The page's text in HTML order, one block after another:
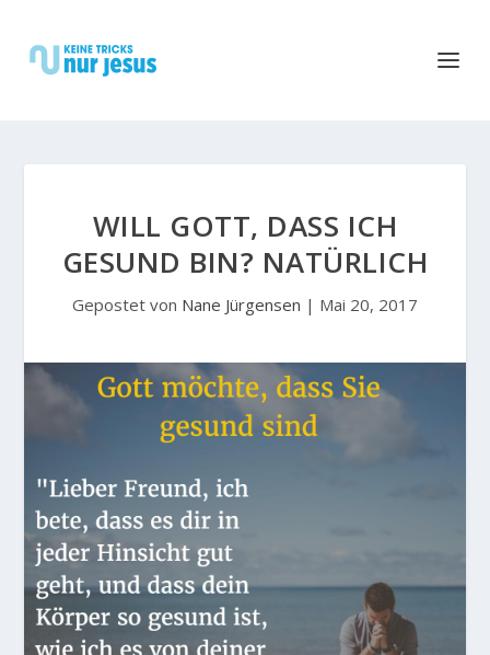
WILL GOTT, DASS ICH
GESUND BIN? NATÜRLICH
Gepostet von Nane Jürgensen | Mai 20, 2017